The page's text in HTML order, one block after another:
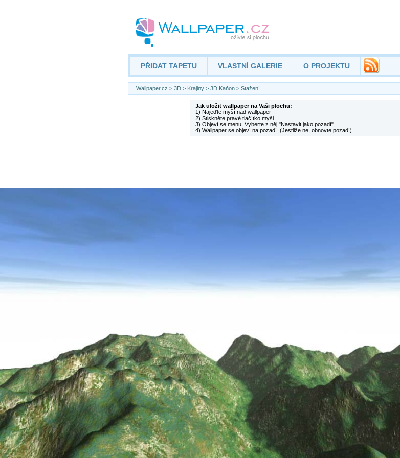
PŘIDAT TAPETU VLASTNÍ GALERIE O PROJEKTU
Wallpaper.cz > 3D> Krajiny> 3D Kaňon> Stažení
Jak uložit wallpaper na Vaši plochu:
1) Najeďte myší nad wallpaper
2) Stiskněte pravé tlačítko myši
3) Objeví se menu. Vyberte z něj "Nastavit jako pozadí"
4) Wallpaper se objeví na pozadí. (Jestliže ne, obnovte pozadí)